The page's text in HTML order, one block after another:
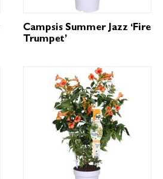
Campsis Summer Jazz ‘Fire
Trumpet’